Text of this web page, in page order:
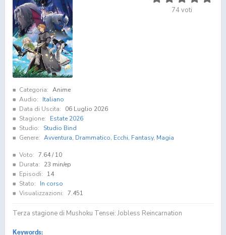
74voti
Categoria: Anime
Audio:
Italiano
Data di Uscita:
06 Luglio 2026
Stagione:
Estate 2026
Studio:
Studio Bind
Genere: Avventura, Drammatico, Ecchi, Fantasy, Magia
Voto: 7.64/ 10
Durata:
23 min/ep
Episodi:
14
Stato:
In corso
Visualizzazioni: 7.451
Terza stagione di Mushoku Tensei: Jobless Reincarnation
Keywords: